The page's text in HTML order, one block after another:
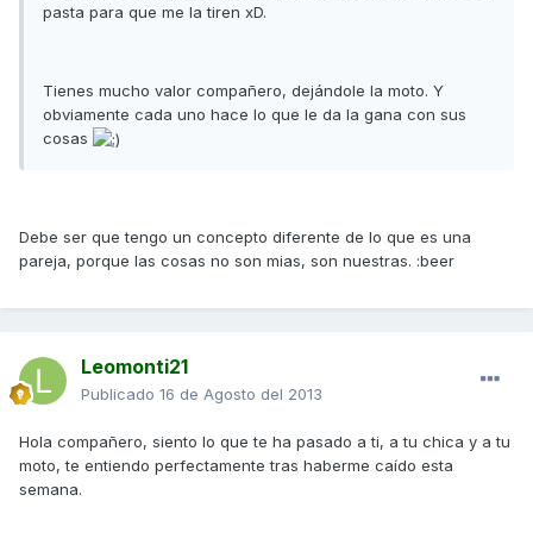
pasta para que me la tiren xD.
Tienes mucho valor compañero, dejándole la moto. Y
obviamente cada uno hace lo que le da la gana con sus
cosas
Debe ser que tengo un concepto diferente de lo que es una
pareja, porque las cosas no son mias, son nuestras. :beer
Leomonti21
Publicado 16 de Agosto del 2013
Hola compañero, siento lo que te ha pasado a ti, a tu chica y a tu
moto, te entiendo perfectamente tras haberme caído esta
semana.